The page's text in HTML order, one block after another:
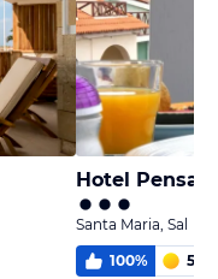
Hotel Pensao
Santa Maria, Sal
100% 5,3